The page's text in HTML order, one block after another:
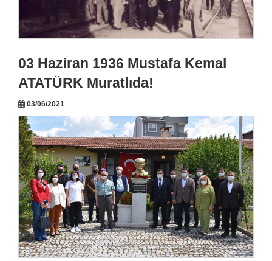
03 Haziran 1936 Mustafa Kemal
ATATÜRK Muratlıda!
03/06/2021